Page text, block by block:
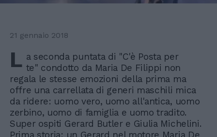
21 gennaio 2018
L a seconda puntata di "C'è Posta per
te" condotto da Maria De Filippi non
regala le stesse emozioni della prima ma
offre una carrellata di generi maschili mica
da ridere: uomo vero, uomo all'antica, uomo
zerbino, uomo di famiglia e uomo tradito.
Super ospiti Gerard Butler e Giulia Michelini.
Prima storia: un Gerard nel motore Maria De